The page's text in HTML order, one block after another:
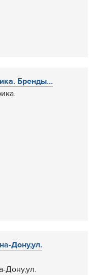
Бренды...
Дону,ул.
Дону,ул.